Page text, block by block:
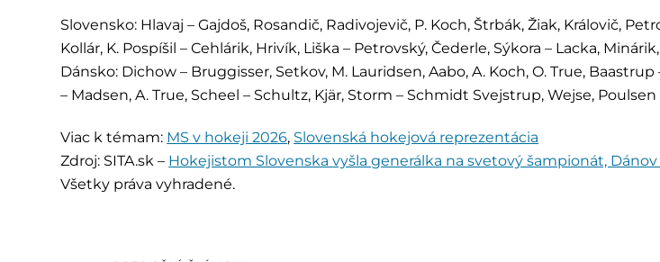
Slovensko: Hlavaj – Gajdoš, Rosandič, Radivojevič, P. Koch, Štrbák, Žiak, Královič,
Kollár, K. Pospíšil – Cehlárik, Hrivík, Liška – Petrovský, Čederle, Sýkora – Lacka,
Dánsko: Dichow – Bruggisser, Setkov, M. Lauridsen, Aabo, A. Koch, O. True, Baastrup
– Madsen, A. True, Scheel – Schultz, Kjär, Storm – Schmidt Svejstrup, Wejse, Poulsen
Viac k témam: MS v hokeji 2026, Slovenská hokejová reprezentácia
Zdroj: SITA.sk – Hokejistom Slovenska vyšla generálka na svetový šampionát,
Všetky práva vyhradené.